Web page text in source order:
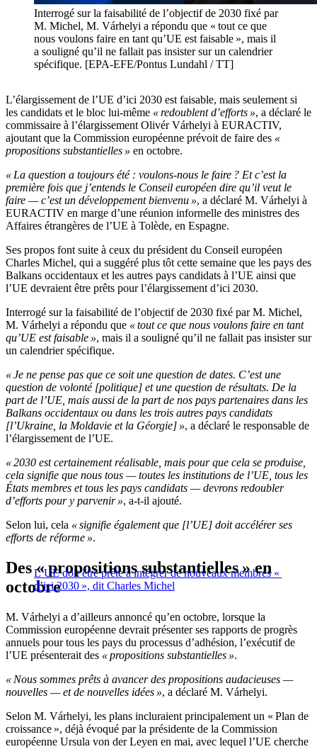
Interrogé sur la faisabilité de l’objectif de 2030 fixé par
M. Michel, M. Várhelyi a répondu que « tout ce que
nous voulons faire en tant qu’UE est faisable », mais il
a souligné qu’il ne fallait pas insister sur un calendrier
spécifique. [EPA-EFE/Pontus Lundahl / TT]
L’élargissement de l’UE d’ici 2030 est faisable, mais seulement si
les candidats et le bloc lui-même « redoublent d’efforts », a déclaré le
commissaire à l’élargissement Olivér Várhelyi à EURACTIV,
ajoutant que la Commission européenne prévoit de faire des «
propositions substantielles » en octobre.
« La question a toujours été : voulons-nous le faire ? Et c’est la
première fois que j’entends le Conseil européen dire qu’il veut le
faire — c’est un développement bienvenu », a déclaré M. Várhelyi à
EURACTIV en marge d’une réunion informelle des ministres des
Affaires étrangères de l’UE à Tolède, en Espagne.
Ses propos font suite à ceux du président du Conseil européen
Charles Michel, qui a suggéré plus tôt cette semaine que les pays des
Balkans occidentaux et les autres pays candidats à l’UE ainsi que
l’UE devraient être prêts pour l’élargissement d’ici 2030.
Interrogé sur la faisabilité de l’objectif de 2030 fixé par M. Michel,
M. Várhelyi a répondu que « tout ce que nous voulons faire en tant
qu’UE est faisable », mais il a souligné qu’il ne fallait pas insister sur
un calendrier spécifique.
« Je ne pense pas que ce soit une question de dates. C’est une
question de volonté [politique] et une question de résultats. De la
part de l’UE, mais aussi de la part de nos pays partenaires dans les
Balkans occidentaux ou dans les trois autres pays candidats
[l’Ukraine, la Moldavie et la Géorgie] », a déclaré le responsable de
l’élargissement de l’UE.
« 2030 est certainement réalisable, mais pour que cela se produise,
cela signifie que nous tous — toutes les institutions de l’UE, tous les
États membres et tous les pays candidats — devrons redoubler
d’efforts pour y parvenir », a-t-il ajouté.
Selon lui, cela « signifie également que [l’UE] doit accélérer ses
efforts de réforme ».
L’UE doit être prête à intégrer de nouveaux membres «
d’ici 2030 », dit Charles Michel
Des « propositions substantielles » en
octobre
M. Várhelyi a d’ailleurs annoncé qu’en octobre, lorsque la
Commission européenne devrait présenter ses rapports de progrès
annuels pour tous les pays du processus d’adhésion, l’exécutif de
l’UE présenterait des « propositions substantielles ».
« Nous sommes prêts à avancer des propositions audacieuses —
nouvelles — et de nouvelles idées », a déclaré M. Várhelyi.
Selon M. Várhelyi, les plans incluraient principalement un « Plan de
croissance », déjà évoqué par la présidente de la Commission
européenne Ursula von der Leyen en mai, avec lequel l’UE cherche